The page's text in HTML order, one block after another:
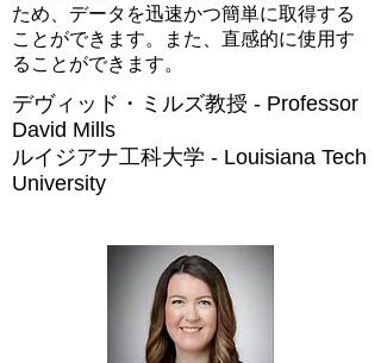
ため、データを迅速かつ簡単に取得する
ことができます。また、直感的に使用す
ることができます。
デヴィッド・ミルズ教授 - Professor
David Mills
ルイジアナ工科大学 - Louisiana Tech
University